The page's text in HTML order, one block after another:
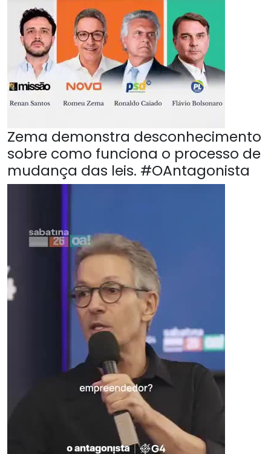
Zema demonstra desconhecimento
sobre como funciona o processo de
mudança das leis. #OAntagonista